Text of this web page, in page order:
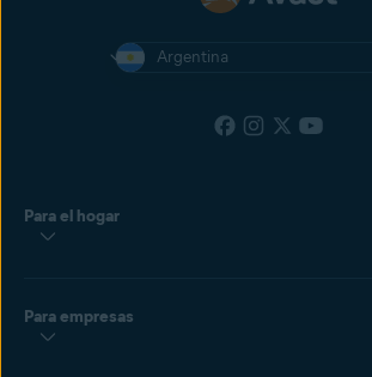
Argentina
Para el hogar
Para empresas